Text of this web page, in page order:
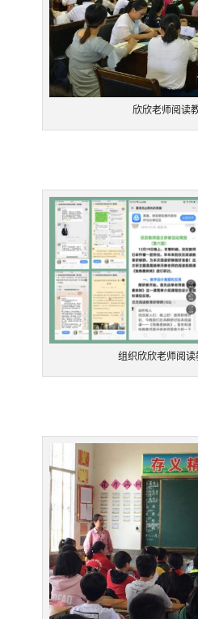
欣欣老师阅读
组织欣欣老师阅